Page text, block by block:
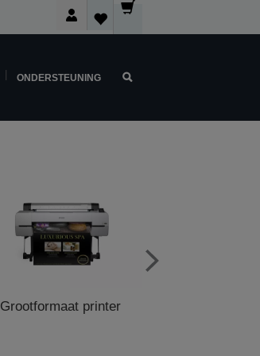
ONDERSTEUNING
Grootformaat printer